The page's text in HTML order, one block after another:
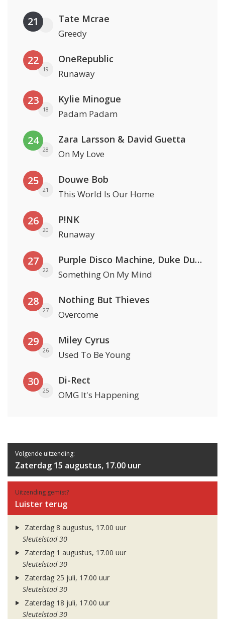
21 Tate Mcrae
Greedy
22
19
OneRepublic
Runaway
23
18
Kylie Minogue
Padam Padam
24
28
Zara Larsson & David Guetta
On My Love
25
21
Douwe Bob
This World Is Our Home
26
20
P!NK
Runaway
27
22
Purple Disco Machine, Duke Dumont & Nothing But Thieves
Something On My Mind
28
27
Nothing But Thieves
Overcome
29
26
Miley Cyrus
Used To Be Young
30
25
Di-Rect
OMG It's Happening
Volgende uitzending:
Zaterdag 15 augustus, 17.00 uur
Uitzending gemist?
Luister terug
Zaterdag 8 augustus, 17.00 uur
Sleutelstad 30
Zaterdag 1 augustus, 17.00 uur
Sleutelstad 30
Zaterdag 25 juli, 17.00 uur
Sleutelstad 30
Zaterdag 18 juli, 17.00 uur
Sleutelstad 30